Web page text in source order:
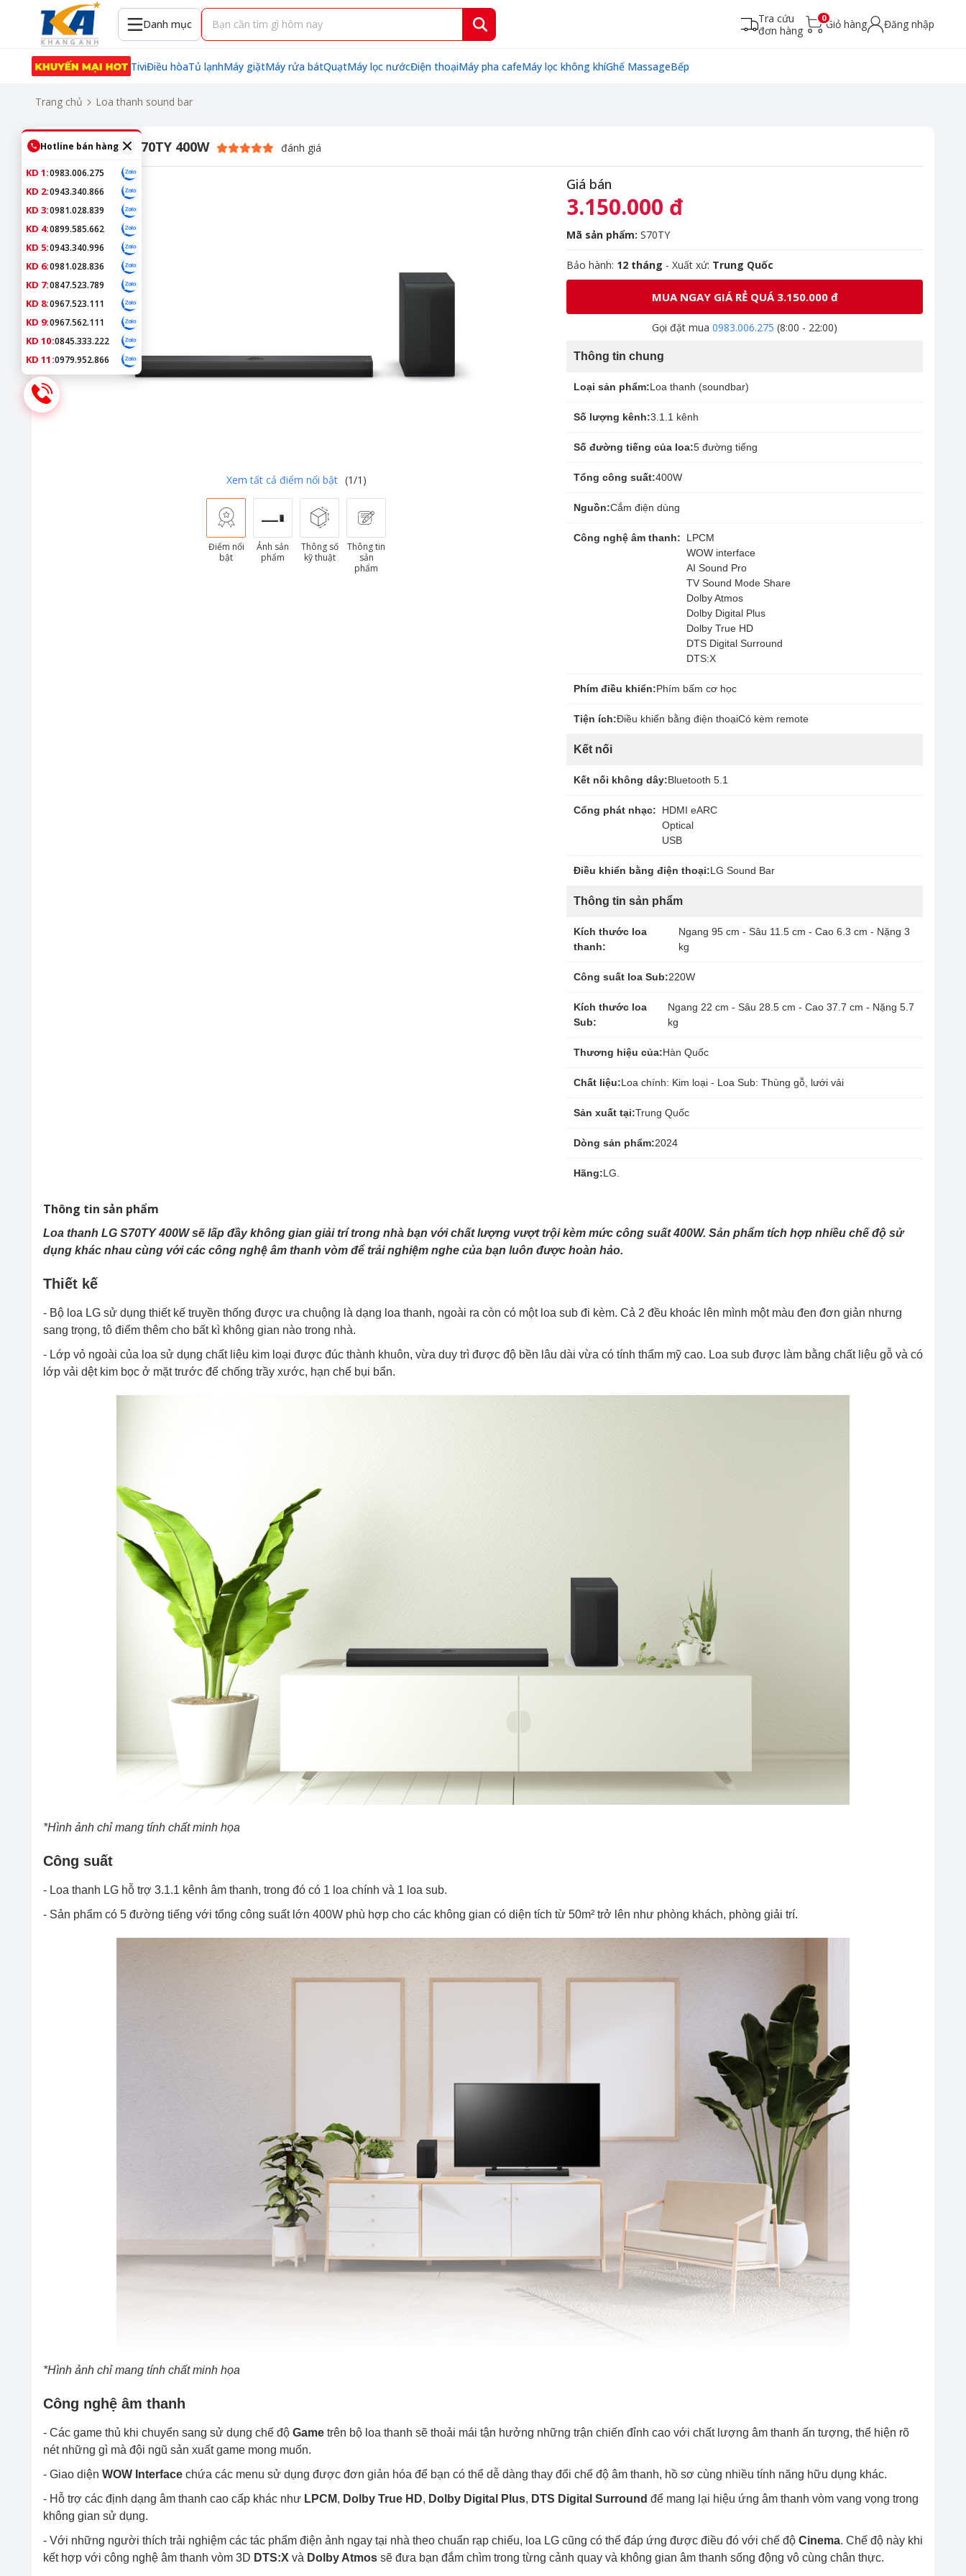
Danh mục
Tra cứu
đơn hàng
0Giỏ hàng Đăng nhập
TiviĐiều hòaTủ lạnhMáy giặtMáy rửa bátQuạtMáy lọc nướcĐiện thoạiMáy pha cafeMáy lọc không khíGhế MassageBếp
Trang chủ Loa thanh sound bar
Loa thanh LG S70TY 400W đánh giá
Xem tất cả điểm nổi bật (1/1)
Điểm nổi
bật
Ảnh sản
phẩm
Thông số
kỹ thuật
Thông tin
sản
phẩm
Giá bán
3.150.000 đ
Mã sản phẩm: S70TY
Bảo hành: 12 tháng - Xuất xứ: Trung Quốc
MUA NGAY GIÁ RẺ QUÁ 3.150.000 đ
Gọi đặt mua 0983.006.275 (8:00 - 22:00)
Thông tin chung
Loại sản phẩm:Loa thanh (soundbar)
Số lượng kênh:3.1.1 kênh
Số đường tiếng của loa:5 đường tiếng
Tổng công suất:400W
Nguồn:Cắm điện dùng
Công nghệ âm thanh:
LPCM
WOW interface
AI Sound Pro
TV Sound Mode Share
Dolby Atmos
Dolby Digital Plus
Dolby True HD
DTS Digital Surround
DTS:X
Phím điều khiển:Phím bấm cơ học
Tiện ích:Điều khiển bằng điện thoạiCó kèm remote
Kết nối
Kết nối không dây:Bluetooth 5.1
Cổng phát nhạc:
HDMI eARC
Optical
USB
Điều khiển bằng điện thoại:LG Sound Bar
Thông tin sản phẩm
Kích thước loa
thanh:
Ngang 95 cm - Sâu 11.5 cm - Cao 6.3 cm - Nặng 3
kg
Công suất loa Sub:220W
Kích thước loa
Sub:
Ngang 22 cm - Sâu 28.5 cm - Cao 37.7 cm - Nặng 5.7
kg
Thương hiệu của:Hàn Quốc
Chất liệu:Loa chính: Kim loại - Loa Sub: Thùng gỗ, lưới vải
Sản xuất tại:Trung Quốc
Dòng sản phẩm:2024
Hãng:LG.
Thông tin sản phẩm
Loa thanh LG S70TY 400W sẽ lấp đầy không gian giải trí trong nhà bạn với chất lượng vượt trội kèm mức công suất 400W. Sản phẩm tích hợp nhiều chế độ sử
dụng khác nhau cùng với các công nghệ âm thanh vòm để trải nghiệm nghe của bạn luôn được hoàn hảo.
Thiết kế
- Bộ loa LG sử dụng thiết kế truyền thống được ưa chuộng là dạng loa thanh, ngoài ra còn có một loa sub đi kèm. Cả 2 đều khoác lên mình một màu đen đơn giản nhưng
sang trọng, tô điểm thêm cho bất kì không gian nào trong nhà.
- Lớp vỏ ngoài của loa sử dụng chất liệu kim loại được đúc thành khuôn, vừa duy trì được độ bền lâu dài vừa có tính thẩm mỹ cao. Loa sub được làm bằng chất liệu gỗ và có
lớp vải dệt kim bọc ở mặt trước để chống trầy xước, hạn chế bụi bẩn.
*Hình ảnh chỉ mang tính chất minh họa
Công suất
- Loa thanh LG hỗ trợ 3.1.1 kênh âm thanh, trong đó có 1 loa chính và 1 loa sub.
- Sản phẩm có 5 đường tiếng với tổng công suất lớn 400W phù hợp cho các không gian có diện tích từ 50m² trở lên như phòng khách, phòng giải trí.
*Hình ảnh chỉ mang tính chất minh họa
Công nghệ âm thanh
- Các game thủ khi chuyển sang sử dụng chế độ Game trên bộ loa thanh sẽ thoải mái tận hưởng những trận chiến đỉnh cao với chất lượng âm thanh ấn tượng, thể hiện rõ
nét những gì mà đội ngũ sản xuất game mong muốn.
- Giao diện WOW Interface chứa các menu sử dụng được đơn giản hóa để bạn có thể dễ dàng thay đổi chế độ âm thanh, hồ sơ cùng nhiều tính năng hữu dụng khác.
- Hỗ trợ các định dạng âm thanh cao cấp khác như LPCM, Dolby True HD, Dolby Digital Plus, DTS Digital Surround để mang lại hiệu ứng âm thanh vòm vang vọng trong
không gian sử dụng.
- Với những người thích trải nghiệm các tác phẩm điện ảnh ngay tại nhà theo chuẩn rạp chiếu, loa LG cũng có thể đáp ứng được điều đó với chế độ Cinema. Chế độ này khi
kết hợp với công nghệ âm thanh vòm 3D DTS:X và Dolby Atmos sẽ đưa bạn đắm chìm trong từng cảnh quay và không gian âm thanh sống động vô cùng chân thực.
Hotline bán hàng
KD 1:0983.006.275
KD 2:0943.340.866
KD 3:0981.028.839
KD 4:0899.585.662
KD 5:0943.340.996
KD 6:0981.028.836
KD 7:0847.523.789
KD 8:0967.523.111
KD 9:0967.562.111
KD 10:0845.333.222
KD 11:0979.952.866